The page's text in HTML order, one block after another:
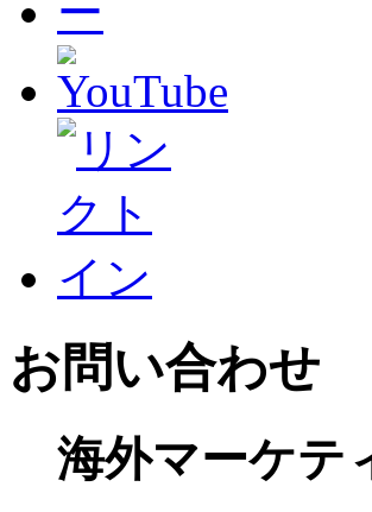
お問い合わせ
海外マーケテ